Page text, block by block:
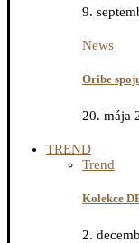
9.
News
Oribe
20. mája
TREND
Trend
Kolekce
2.